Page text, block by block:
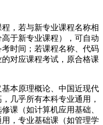
，若与新专业课程名称相
于新专业课程），可自动
时间；若课程名称、代码
对应课程考试，原合格课
本原理概论、中国近现代
几乎所有本科专业通用，
课（如计算机应用基础、
，专业基础课（如管理学